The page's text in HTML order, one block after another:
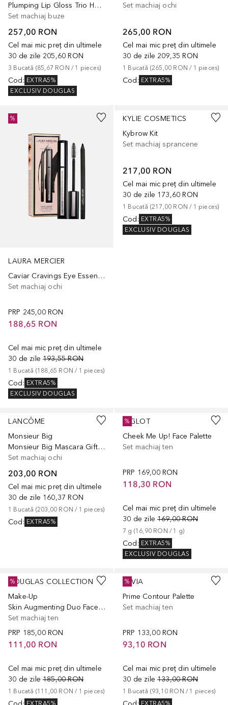
Plumping Lip Gloss Trio Holiday Gift Set
Set machiaj buze
257,00 RON
Cel mai mic preț din ultimele
30 de zile 205,60 RON
3 Bucată (85,67 RON / 1 pieces)
Cod : EXTRA5%
EXCLUSIV DOUGLAS
Set machiaj ochi
265,00 RON
Cel mai mic preț din ultimele
30 de zile 209,35 RON
1 Bucată (265,00 RON / 1 pieces)
Cod : EXTRA5%
LAURA MERCIER
Caviar Cravings Eye Essentials Gift Set
Set machiaj ochi
PRP 245,00 RON
188,65 RON
Cel mai mic preț din ultimele
30 de zile 193,55 RON
1 Bucată (188,65 RON / 1 pieces)
Cod : EXTRA5%
EXCLUSIV DOUGLAS
%
KYLIE COSMETICS
Kybrow Kit
Set machiaj sprancene
217,00 RON
Cel mai mic preț din ultimele
30 de zile 173,60 RON
1 Bucată (217,00 RON / 1 pieces)
Cod : EXTRA5%
EXCLUSIV DOUGLAS
LANCÔME
Monsieur Big
Monsieur Big Mascara Gift Set
Set machiaj ochi
203,00 RON
Cel mai mic preț din ultimele
30 de zile 160,37 RON
1 Bucată (203,00 RON / 1 pieces)
Cod : EXTRA5%
INGLOT
Cheek Me Up! Face Palette
Set machiaj ten
PRP 169,00 RON
118,30 RON
Cel mai mic preț din ultimele
30 de zile 169,00 RON
7 g (16,90 RON / 1 g)
Cod : EXTRA5%
EXCLUSIV DOUGLAS
%
DOUGLAS COLLECTION
Make-Up
Skin Augmenting Duo Face Gift Set
Set machiaj ten
PRP 185,00 RON
111,00 RON
Cel mai mic preț din ultimele
30 de zile 185,00 RON
1 Bucată (111,00 RON / 1 pieces)
%
LUVIA
Prime Contour Palette
Set machiaj ten
PRP 133,00 RON
93,10 RON
Cel mai mic preț din ultimele
30 de zile 133,00 RON
1 Bucată (93,10 RON / 1 pieces)
%